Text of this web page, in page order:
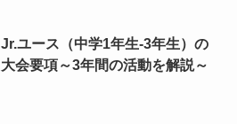
Jr.ユース（中学1年生-3年生）の
大会要項～3年間の活動を解説～